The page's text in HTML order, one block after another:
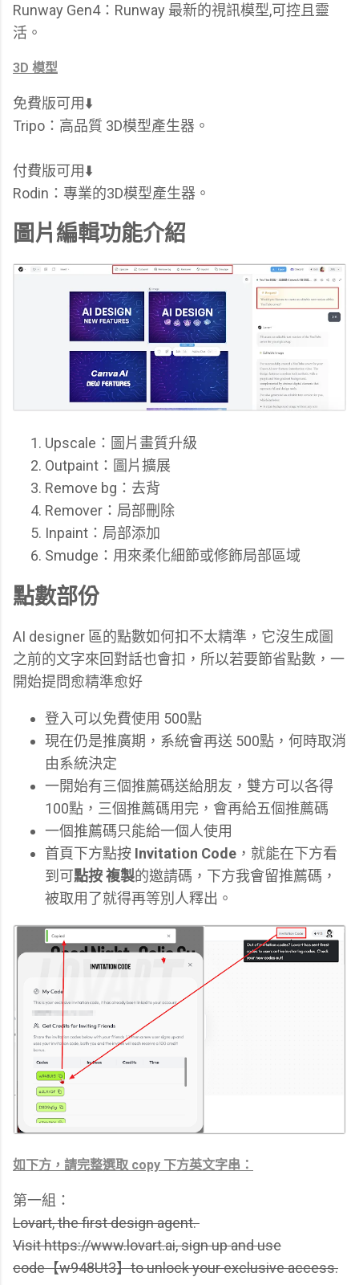
Runway Gen4：Runway 最新的視訊模型,可控且靈
活。
3D 模型
免費版可用⬇️
Tripo：高品質 3D模型產生器。
付費版可用⬇️
Rodin：專業的3D模型產生器。
圖片編輯功能介紹
Upscale：圖片畫質升級
Outpaint：圖片擴展
Remove bg：去背
Remover：局部刪除
Inpaint：局部添加
Smudge：用來柔化細節或修飾局部區域
點數部份
AI designer 區的點數如何扣不太精準，它沒生成圖
之前的文字來回對話也會扣，所以若要節省點數，一
開始提問愈精準愈好
登入可以免費使用 500點
現在仍是推廣期，系統會再送 500點，何時取消
由系統決定
一開始有三個推薦碼送給朋友，雙方可以各得
100點，三個推薦碼用完，會再給五個推薦碼
一個推薦碼只能給一個人使用
首頁下方點按 Invitation Code ，就能在下方看
到可點按 複製的邀請碼， 下方我會留推薦碼，
被取用了就得再等別人釋出。
如下方，請完整選取 copy 下方英文字串：
第一組：
Lovart, the first design agent.
Visit https://www.lovart.ai, sign up and use
code【w948Ut3】to unlock your exclusive access.